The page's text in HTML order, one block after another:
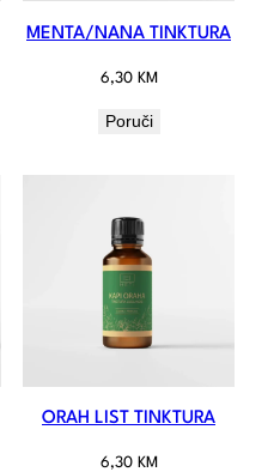
MENTA/NANA TINKTURA
6,30 KM
Poruči
ORAH LIST TINKTURA
6,30 KM